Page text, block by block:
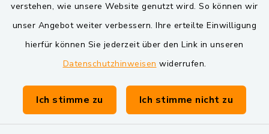
verstehen, wie unsere Website genutzt wird. So können wir
unser Angebot weiter verbessern. Ihre erteilte Einwilligung
hierfür können Sie jederzeit über den Link in unseren
Datenschutzhinweisen widerrufen.
Ich stimme zu Ich stimme nicht zu
VG und Gemeinden
Markt Schwarzenfeld
Gemeinde Schwarzach bei Nabburg
Verwaltungsgemeinschaft Schwarzenfeld